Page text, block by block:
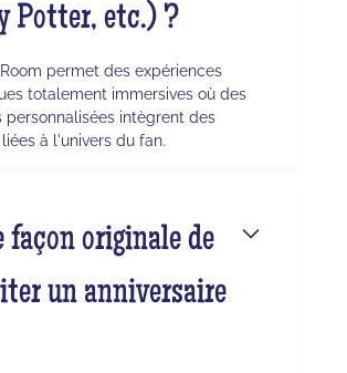
Potter, etc.) ?
permet des expériences
totalement immersives où des
personnalisées intègrent des
à l'univers du fan.
façon originale de
un anniversaire